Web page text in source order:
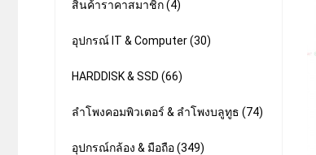
สินค้าราคาสมาชิก (4)
อุปกรณ์ IT & Computer (30)
HARDDISK & SSD (66)
ลำโพงคอมพิวเตอร์ & ลำโพงบลูทูธ (74)
อุปกรณ์กล้อง & มือถือ (349)